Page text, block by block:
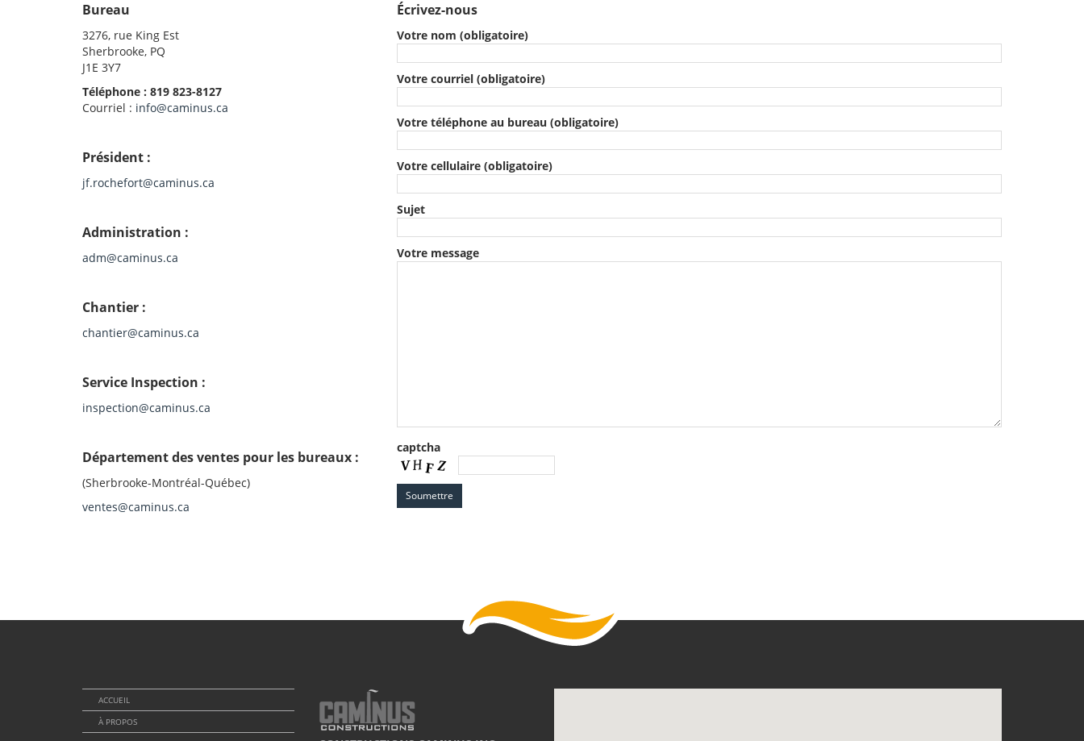
Bureau
3276, rue King Est
Sherbrooke, PQ
J1E 3Y7
Téléphone : 819 823-8127
Courriel : info@caminus.ca
Président :
jf.rochefort@caminus.ca
Administration :
adm@caminus.ca
Chantier :
chantier@caminus.ca
Service Inspection :
inspection@caminus.ca
Département des ventes pour les bureaux :
(Sherbrooke-Montréal-Québec)
ventes@caminus.ca
Écrivez-nous
Votre nom (obligatoire)
Votre courriel (obligatoire)
Votre téléphone au bureau (obligatoire)
Votre cellulaire (obligatoire)
Sujet
Votre message
captcha
ACCUEIL
À PROPOS